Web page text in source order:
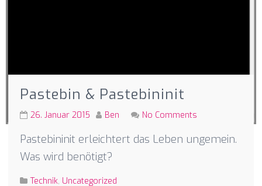
Pastebin & Pastebininit
26. Januar 2015 Ben No Comments
Pastebininit erleichtert das Leben ungemein.
Was wird benötigt?
Technik, Uncategorized